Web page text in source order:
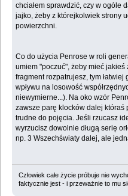
chciałem sprawdzić, czy w ogóle
jajko, żeby z którejkolwiek strony
powierzchni.
Co do użycia Penrose w roli
umiem "poczuć", żeby mieć
fragment rozpatrujesz, tym
wpływu na losowość
niewymierne...). Na oko wzór
zawsze parę klocków dalej któraś
trudne do pojęcia. Jeśli rzucasz
wyrzucisz dowolnie długą serię
np. 3 Wszechświaty dalej, ale
Człowiek całe życie próbuje nie
faktycznie jest - i przeważnie to mu